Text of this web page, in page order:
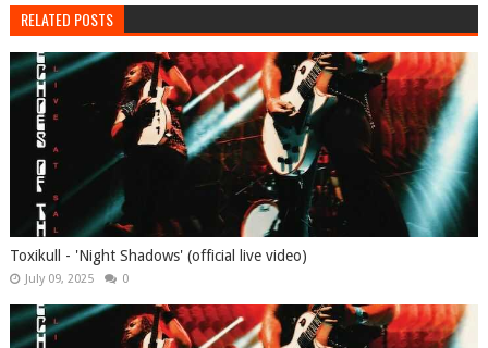
RELATED POSTS
Toxikull - 'Night Shadows' (official live video)
July 09, 2025 0